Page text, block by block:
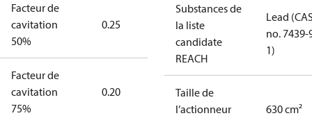
Facteur de
cavitation
50%
0.25
Facteur de
cavitation
75%
0.20
Substances de
la liste
candidate
REACH
Lead
no. 7439-
1)
Taille de
l’actionneur
630 cm²